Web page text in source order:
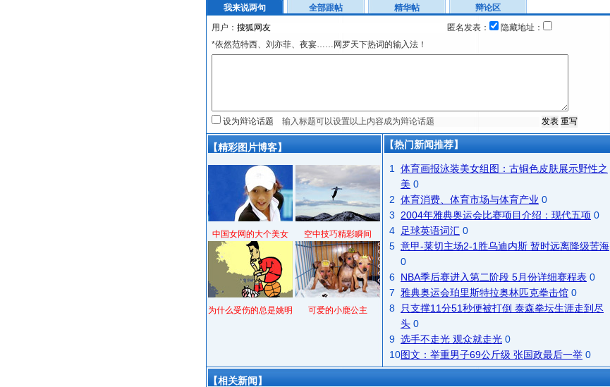
我来说两句 全部跟帖 精华帖
辩论区
用户：
匿名发表：
隐藏地址：
*依然范特西、刘亦菲、夜宴……网罗天下热词的输入法！
设为辩论话题
【精彩图片博客】
中国女网的大个美女 空中技巧精彩瞬间
为什么受伤的总是姚明 可爱的小鹿公主
【热门新闻推荐】
1
体育画报泳装美女组图：古铜色皮肤展示野性之
美 0
2 体育消费、体育市场与体育产业 0
3
2004年雅典奥运会比赛项目介绍：现代五项 0
4
足球英语词汇 0
5 意甲-莱切主场2-1胜乌迪内斯 暂时远离降级苦海
0
6 NBA季后赛进入第二阶段 5月份详细赛程表 0
7
雅典奥运会珀里斯特拉奥林匹克拳击馆 0
8
只支撑11分51秒便被打倒 泰森拳坛生涯走到尽
头 0
9 选手不走光 观众就走光 0
10图文：举重男子69公斤级 张国政最后一举 0
【相关新闻】